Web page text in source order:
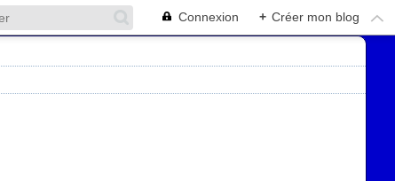
Connexion + Créer mon blog